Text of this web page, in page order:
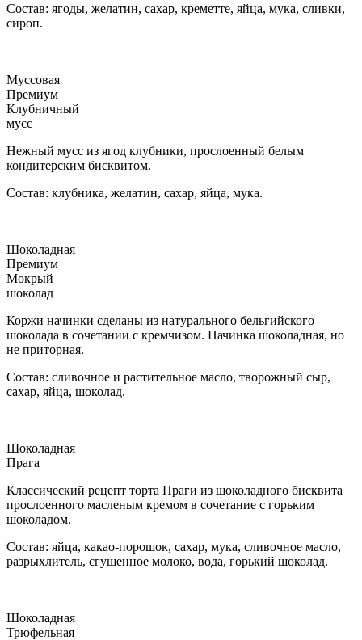
Состав: ягоды, желатин, сахар, креметте, яйца, мука, сливки,
сироп.
Муссовая
Премиум
Клубничный
мусс
Нежный мусс из ягод клубники, прослоенный белым
кондитерским бисквитом.
Состав: клубника, желатин, сахар, яйца, мука.
Шоколадная
Премиум
Мокрый
шоколад
Коржи начинки сделаны из натурального бельгийского
шоколада в сочетании с кремчизом. Начинка шоколадная, но
не приторная.
Состав: сливочное и растительное масло, творожный сыр,
сахар, яйца, шоколад.
Шоколадная
Прага
Классический рецепт торта Праги из шоколадного бисквита
прослоенного масленым кремом в сочетание с горьким
шоколадом.
Состав: яйца, какао-порошок, сахар, мука, сливочное масло,
разрыхлитель, сгущенное молоко, вода, горький шоколад.
Шоколадная
Трюфельная